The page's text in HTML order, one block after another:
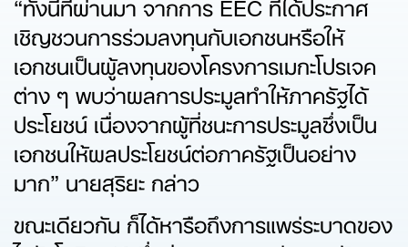
เชิญชวนการร่วมลงทุนกับเอกชนหรือให้
เอกชนเป็นผู้ลงทุนของโครงการเมกะโปรเจค
ต่าง ๆ พบว่าผลการประมูลทำให้ภาครัฐได้
ประโยชน์ เนื่องจากผู้ที่ชนะการประมูลซึ่งเป็น
เอกชนให้ผลประโยชน์ต่อภาครัฐเป็นอย่าง
มาก” นายสุริยะ กล่าว
ขณะเดียวกัน ก็ได้หารือถึงการแพร่ระบาดของ